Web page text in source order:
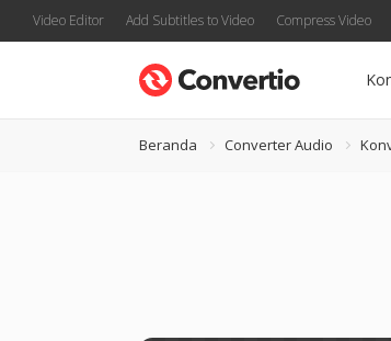
Video Editor Add Subtitles to Video Compress Video
Beranda Converter Audio